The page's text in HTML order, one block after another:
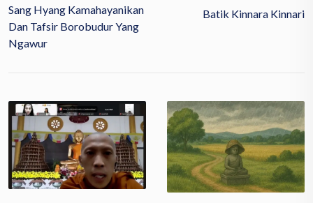
Sang Hyang Kamahayanikan
Dan Tafsir Borobudur Yang
Ngawur
Batik Kinnara Kinnari